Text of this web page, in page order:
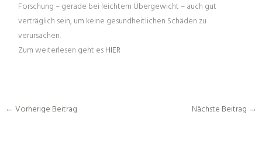
Forschung – gerade bei leichtem Übergewicht – auch gut
verträglich sein, um keine gesundheitlichen Schäden zu
verursachen.
Zum weiterlesen geht esHIER
← Vorherige Beitrag Nächste Beitrag →